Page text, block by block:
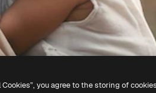
tua utilizzando il generatore di immagini IA.
you agree to the storing of